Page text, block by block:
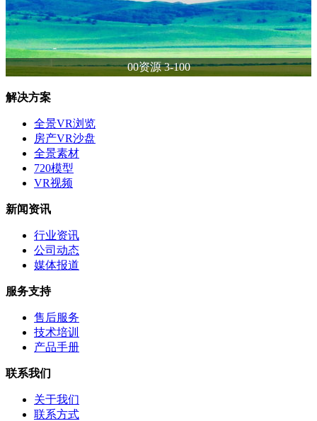
00资源 3-100
解决方案
全景VR浏览
房产VR沙盘
全景素材
720模型
VR视频
新闻资讯
行业资讯
公司动态
媒体报道
服务支持
售后服务
技术培训
产品手册
联系我们
关于我们
联系方式